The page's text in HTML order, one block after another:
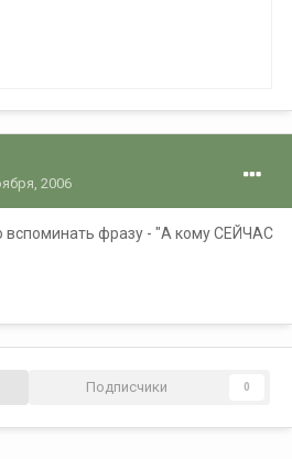
2006
вспоминать фразу - "А кому СЕЙЧАС
Подписчики 0